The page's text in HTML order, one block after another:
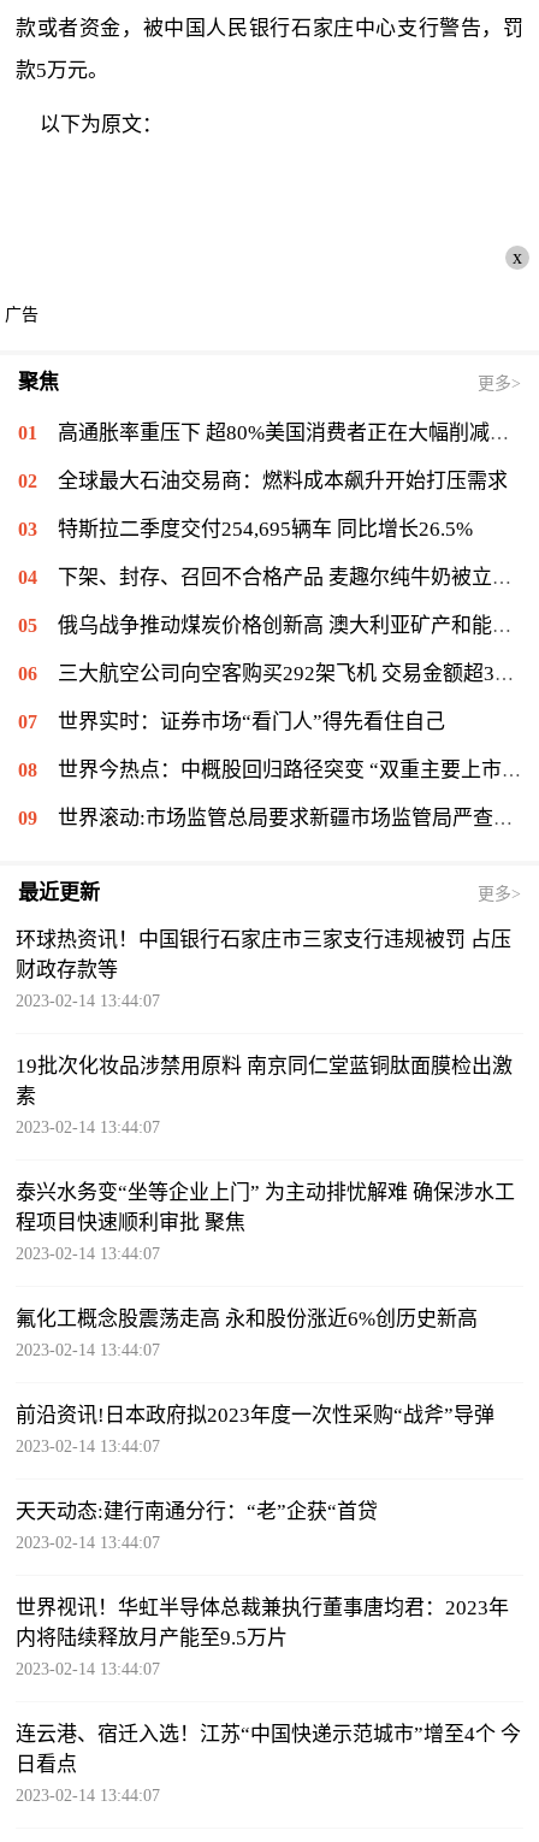
款或者资金，被中国人民银行石家庄中心支行警告，罚
款5万元。
以下为原文：
x
广告
聚焦 更多>
高通胀率重压下 超80%美国消费者正在大幅削减开支
全球最大石油交易商：燃料成本飙升开始打压需求
特斯拉二季度交付254,695辆车 同比增长26.5%
下架、封存、召回不合格产品 麦趣尔纯牛奶被立案调查
俄乌战争推动煤炭价格创新高 澳大利亚矿产和能源出口收入将增长
三大航空公司向空客购买292架飞机 交易金额超372亿美元
世界实时：证券市场“看门人”得先看住自己
世界今热点：中概股回归路径突变 “双重主要上市”渐成主流
世界滚动:市场监管总局要求新疆市场监管局严查麦趣尔纯牛奶检出丙二醇问题
最近更新 更多>
环球热资讯！中国银行石家庄市三家支行违规被罚 占压
财政存款等
2023-02-14 13:44:07
19批次化妆品涉禁用原料 南京同仁堂蓝铜肽面膜检出激
素
2023-02-14 13:44:07
泰兴水务变“坐等企业上门” 为主动排忧解难 确保涉水工
程项目快速顺利审批 聚焦
2023-02-14 13:44:07
氟化工概念股震荡走高 永和股份涨近6%创历史新高
2023-02-14 13:44:07
前沿资讯!日本政府拟2023年度一次性采购“战斧”导弹
2023-02-14 13:44:07
天天动态:建行南通分行：“老”企获“首贷
2023-02-14 13:44:07
世界视讯！华虹半导体总裁兼执行董事唐均君：2023年
内将陆续释放月产能至9.5万片
2023-02-14 13:44:07
连云港、宿迁入选！江苏“中国快递示范城市”增至4个 今
日看点
2023-02-14 13:44:07